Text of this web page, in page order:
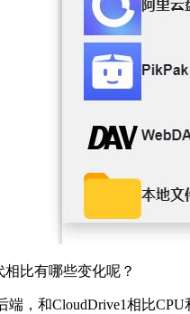
相比有哪些变化呢？
端，和CloudDrive1相比